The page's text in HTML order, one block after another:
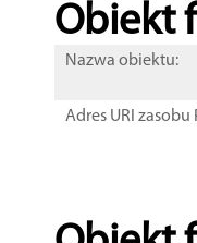
Obiekt
Nazwa obiektu:
Adres URI zasobu